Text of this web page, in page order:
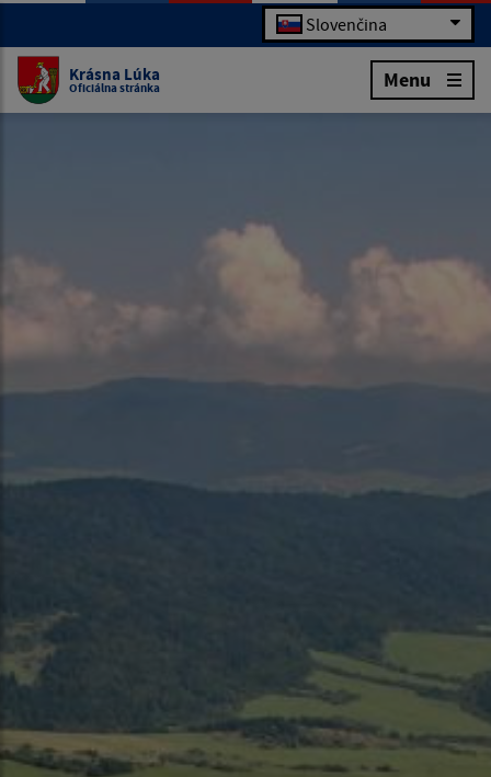
Slovenčina
Krásna Lúka
Oficiálna stránka Menu